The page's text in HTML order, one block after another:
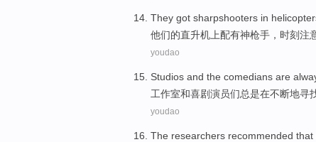
They got sharpshooters in
他们的直升机上配有神枪手，时刻注
youdao
Studios and the comedians are
工作室和喜剧演员们总是在不断地寻
youdao
The researchers recommended that